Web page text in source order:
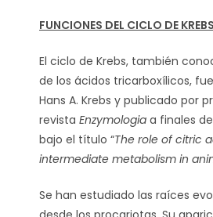
FUNCIONES DEL CICLO DE KREBS
El ciclo de Krebs, también
de los ácidos tricarboxílicos,
Hans A. Krebs y publicado por
revista Enzymologia a finales
bajo el título “The role of citric
intermediate metabolism in
Se han estudiado las raíces